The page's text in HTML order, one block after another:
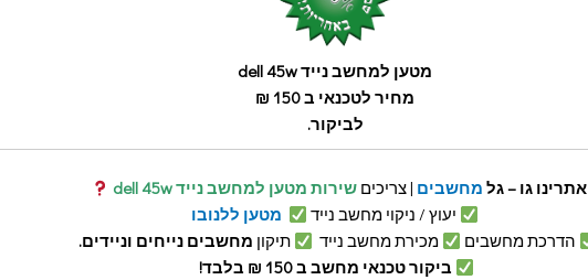
מטען למחשב נייד dell 45w
מחיר לטכנאי ב 150 ₪
לביקור.
אתרינו גו – גל מחשבים | צריכיםשירות מטען למחשב נייד dell 45w
יעוץ / ניקוי מחשב נייד
מטען ללנובו
הדרכת מחשבים
מכירת מחשב נייד תיקון מחשבים נייחים וניידים.
ביקור טכנאי מחשב ב 150 ₪ בלבד!